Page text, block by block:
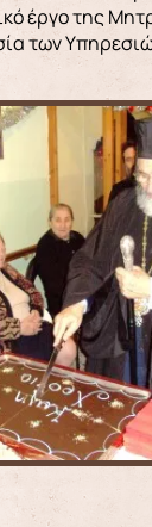
έργο της
των